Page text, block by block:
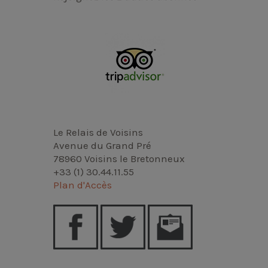
Le Relais de Voisins
Avenue du Grand Pré
78960 Voisins le Bretonneux
+33 (1) 30.44.11.55
Plan d'Accès